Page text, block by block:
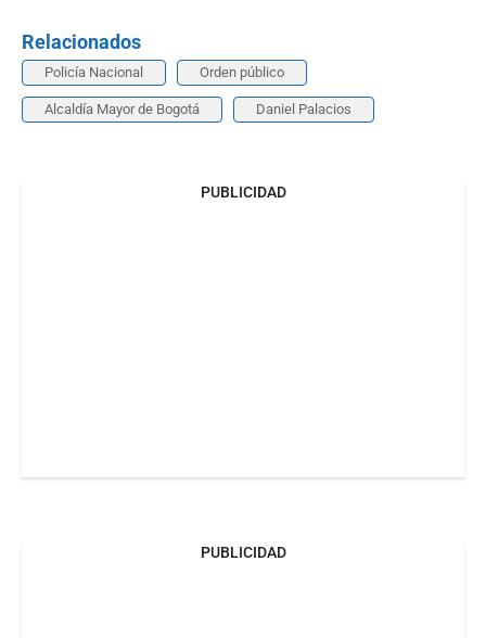
Relacionados
Policía Nacional Orden público
Alcaldía Mayor de Bogotá Daniel Palacios
PUBLICIDAD
PUBLICIDAD